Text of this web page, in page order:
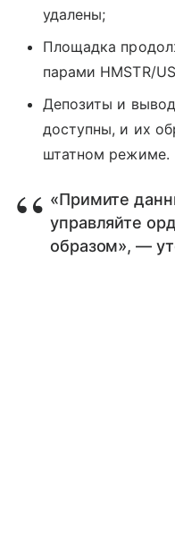
удалены;
Площадка
парами HMSTR/
Депозиты и
доступны, и их
штатном режиме.
«Примите
управляйте
образом», —